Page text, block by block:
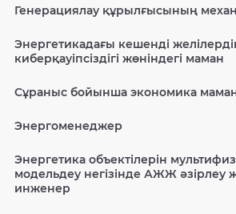
Генерациялау құрылғысының
Энергетикадағы кешенді
киберқауіпсіздігі жөніндегі маман
Сұраныс бойынша экономика
Энергоменеджер
Энергетика объектілерін
модельдеу негізінде АЖЖ әзірлеу
инженер